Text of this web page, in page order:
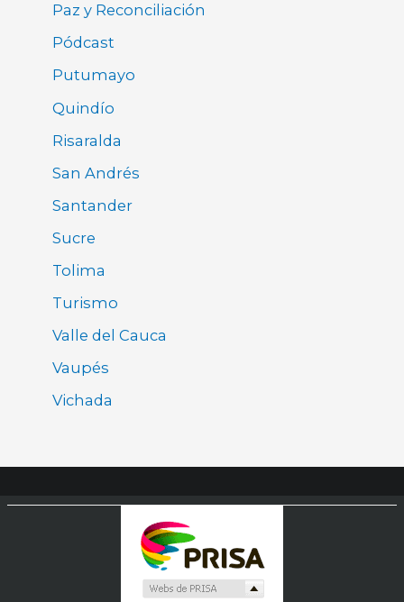
Paz y Reconciliación
Pódcast
Putumayo
Quindío
Risaralda
San Andrés
Santander
Sucre
Tolima
Turismo
Valle del Cauca
Vaupés
Vichada